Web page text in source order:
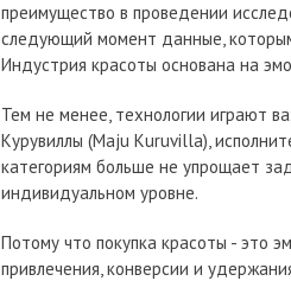
преимущество в проведении
следующий момент данные,
Индустрия красоты основана на
Тем не менее, технологии играют
Курувиллы (Maju Kuruvilla),
категориям больше не упрощает
индивидуальном уровне.
Потому что покупка красоты - это
привлечения, конверсии и